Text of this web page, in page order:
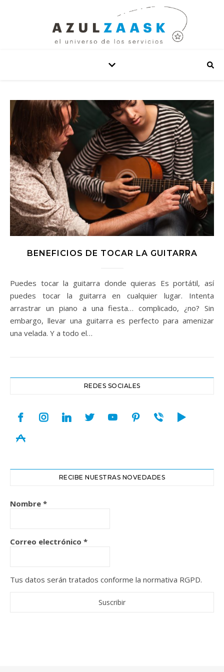
BENEFICIOS DE TOCAR LA GUITARRA
Puedes tocar la guitarra donde quieras Es portátil, así
puedes tocar la guitarra en cualquier lugar. Intenta
arrastrar un piano a una fiesta… complicado, ¿no? Sin
embargo, llevar una guitarra es perfecto para amenizar
una velada. Y a todo el…
REDES SOCIALES
facebookinstagramlinkedintwitteryoutubepinterest
viber play
appstore
RECIBE NUESTRAS NOVEDADES
Nombre *
Correo electrónico *
Tus datos serán tratados conforme la normativa RGPD.